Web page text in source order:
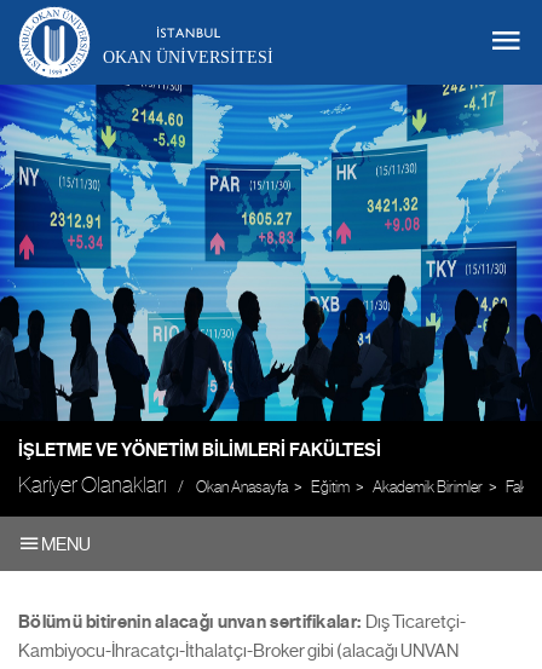
OKAN ÜNIVERSITESI
İŞLETME VE YÖNETIM BILIMLERI FAKÜLTESI
Kariyer Olanakları Okan Anasayfa Eğitim Akademik Birimler
MENU
Bölümü bitirenin alacağı unvan sertifikalar: Dış Ticaretçi-
Kambiyocu-İhracatçı-İthalatçı-Broker gibi (alacağı UNVAN